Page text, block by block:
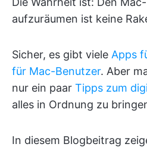
aufzuräumen ist keine
Sicher, es gibt viele Apps
für Mac-Benutzer. Aber
nur ein paar Tipps zum
alles in Ordnung zu
In diesem Blogbeitrag